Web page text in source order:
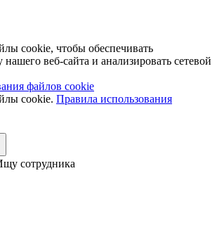
cookie, чтобы обеспечивать
веб-сайта и анализировать сетевой
файлов cookie
cookie. Правила использования
сотрудника